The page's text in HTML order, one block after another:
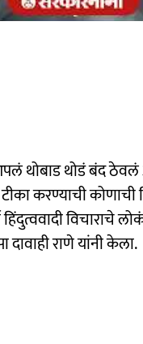
थोबाड थोडं बंद ठेवलं
करण्याची
विचाराचे
राणे यांनी केला.